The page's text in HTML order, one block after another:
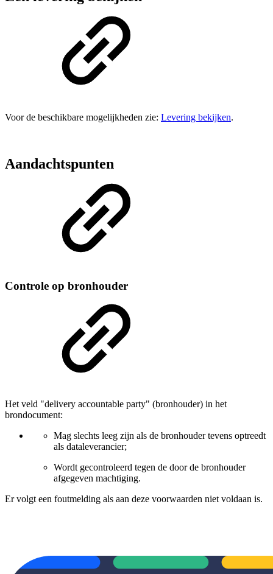
Voor de beschikbare mogelijkheden zie: Levering bekijken.
Aandachtspunten
Controle op bronhouder
Het veld "delivery accountable party" (bronhouder) in het
brondocument:
Mag slechts leeg zijn als de bronhouder tevens optreedt
als dataleverancier;
Wordt gecontroleerd tegen de door de bronhouder
afgegeven machtiging.
Er volgt een foutmelding als aan deze voorwaarden niet voldaan is.